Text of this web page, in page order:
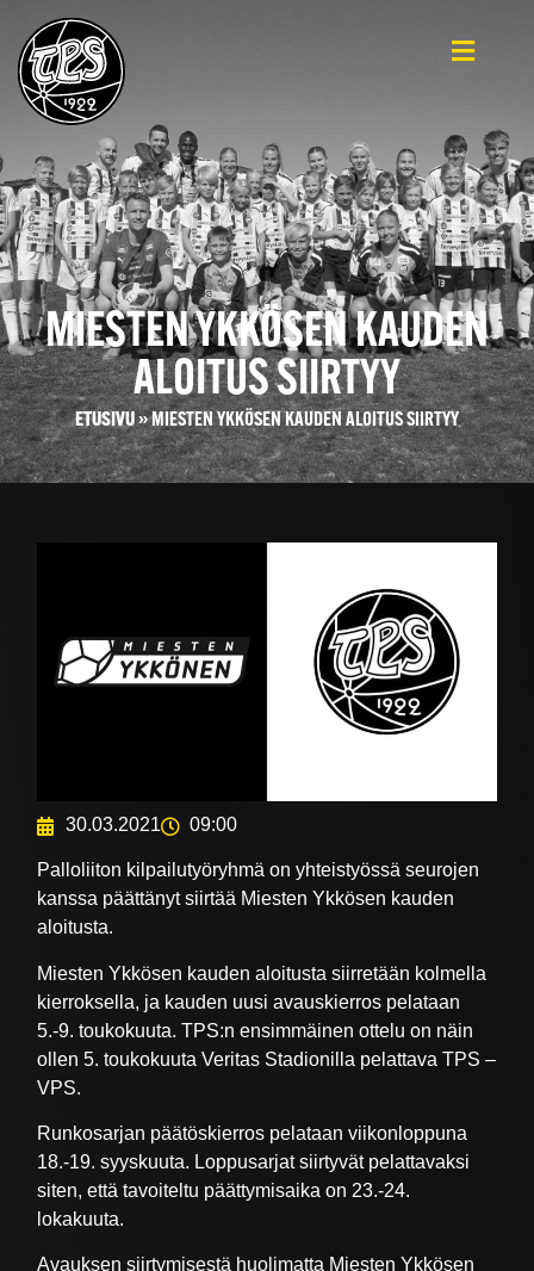
MIESTEN YKKÖSEN KAUDEN
ALOITUS SIIRTYY
ETUSIVU»MIESTEN YKKÖSEN KAUDEN ALOITUS SIIRTYY
30.03.2021 09:00
Palloliiton kilpailutyöryhmä on yhteistyössä seurojen
kanssa päättänyt siirtää Miesten Ykkösen kauden
aloitusta.
Miesten Ykkösen kauden aloitusta siirretään kolmella
kierroksella, ja kauden uusi avauskierros pelataan
5.-9. toukokuuta. TPS:n ensimmäinen ottelu on näin
ollen 5. toukokuuta Veritas Stadionilla pelattava TPS –
VPS.
Runkosarjan päätöskierros pelataan viikonloppuna
18.-19. syyskuuta. Loppusarjat siirtyvät pelattavaksi
siten, että tavoiteltu päättymisaika on 23.-24.
lokakuuta.
Avauksen siirtymisestä huolimatta Miesten Ykkösen